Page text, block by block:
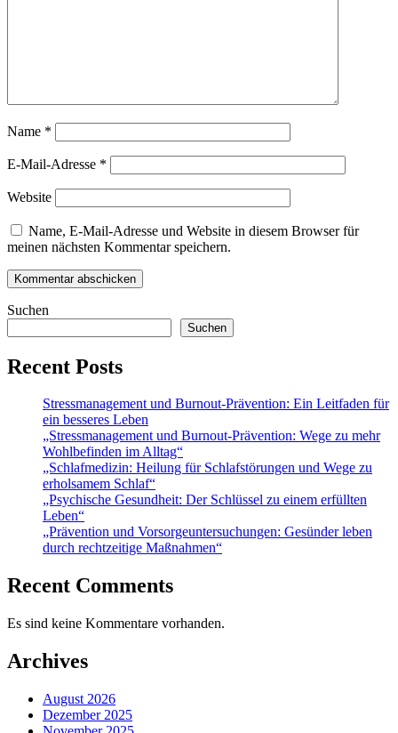
Name *
E-Mail-Adresse *
Website
Name, E-Mail-Adresse und Website in diesem Browser für
meinen nächsten Kommentar speichern.
Suchen
Suchen
Recent Posts
Stressmanagement und Burnout-Prävention: Ein Leitfaden für
ein besseres Leben
„Stressmanagement und Burnout-Prävention: Wege zu mehr
Wohlbefinden im Alltag“
„Schlafmedizin: Heilung für Schlafstörungen und Wege zu
erholsamem Schlaf“
„Psychische Gesundheit: Der Schlüssel zu einem erfüllten
Leben“
„Prävention und Vorsorgeuntersuchungen: Gesünder leben
durch rechtzeitige Maßnahmen“
Recent Comments
Es sind keine Kommentare vorhanden.
Archives
August 2026
Dezember 2025